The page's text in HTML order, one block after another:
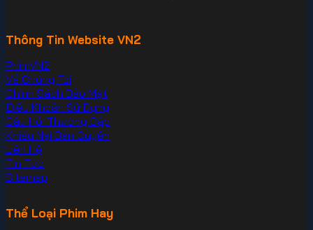
Thông Tin Website VN2
PhimVN2
Về Chúng Tôi
Chính Sách Bảo Mật
Điều Khoản Sử Dụng
Câu Hỏi Thường Gặp
Khiếu Nại Bản Quyền
Liên Hệ
Tin Tức
Sitemap
Thể Loại Phim Hay